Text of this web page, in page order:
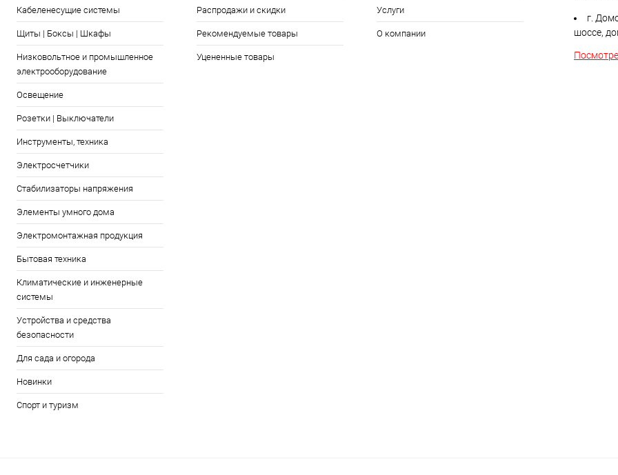
Кабеленесущие системы
Щиты | Боксы | Шкафы
Низковольтное и промышленное
электрооборудование
Освещение
Розетки | Выключатели
Инструменты, техника
Электросчетчики
Стабилизаторы напряжения
Элементы умного дома
Электромонтажная продукция
Бытовая техника
Климатические и инженерные
системы
Устройства и средства
безопасности
Для сада и огорода
Новинки
Спорт и туризм
Распродажи и скидки
Рекомендуемые товары
Уцененные товары
Услуги
О компании
г.
шоссе,